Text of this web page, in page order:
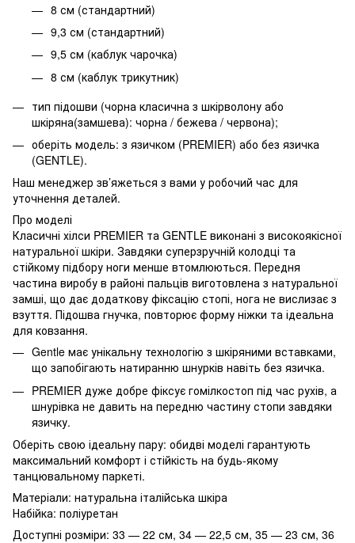
8 см (стандартний)
9,3 см (стандартний)
9,5 см (каблук чарочка)
8 см (каблук трикутник)
тип підошви (чорна класична з шкірволону або
шкіряна(замшева): чорна / бежева / червона);
оберіть модель: з язичком (PREMIER) або без язичка
(GENTLE).
Наш менеджер зв’яжеться з вами у робочий час для
уточнення деталей.
Про моделі
Класичні хілси PREMIER та GENTLE виконані з високоякісної
натуральної шкіри. Завдяки суперзручній колодці та
стійкому підбору ноги менше втомлюються. Передня
частина виробу в районі пальців виготовлена з натуральної
замші, що дає додаткову фіксацію стопі, нога не вислизає з
взуття. Підошва гнучка, повторює форму ніжки та ідеальна
для ковзання.
Gentle має унікальну технологію з шкіряними вставками,
що запобігають натиранню шнурків навіть без язичка.
PREMIER дуже добре фіксує гомілкостоп під час рухів, а
шнурівка не давить на передню частину стопи завдяки
язичку.
Оберіть свою ідеальну пару: обидві моделі гарантують
максимальний комфорт і стійкість на будь-якому
танцювальному паркеті.
Матеріали: натуральна італійська шкіра
Набійка: поліуретан
Доступні розміри: 33 — 22 см, 34 — 22,5 см, 35 — 23 см, 36